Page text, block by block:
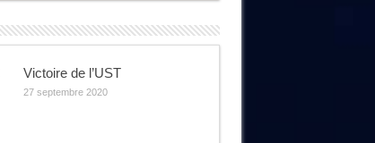
Victoire de l’UST
27 septembre 2020